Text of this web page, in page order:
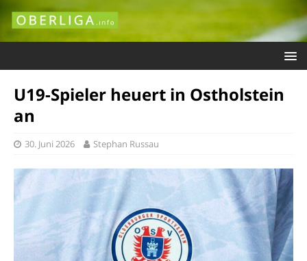
U19-Spieler heuert in Ostholstein
an
30. Juni 2026 Stephan Russau